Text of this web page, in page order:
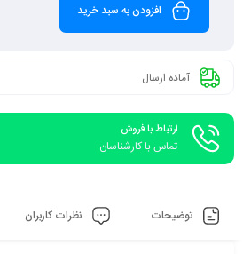
افزودن به سبد خرید
آماده ارسال
ارتباط با فروش
تماس با کارشناسان
توضیحات نظرات کاربران